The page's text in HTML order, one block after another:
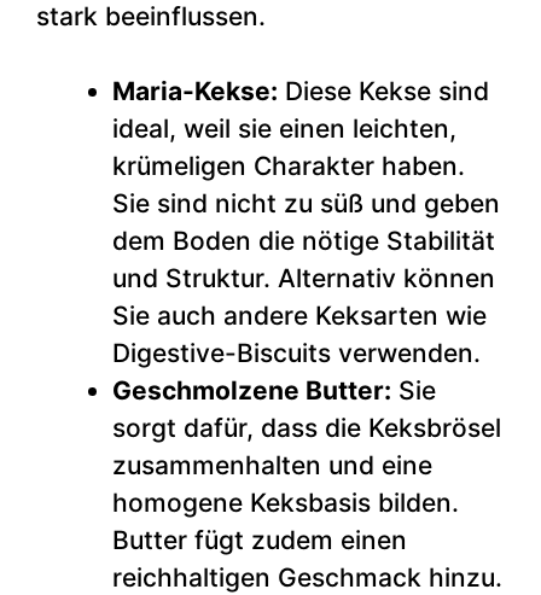
stark beeinflussen.
Maria-Kekse: Diese Kekse sind
ideal, weil sie einen leichten,
krümeligen Charakter haben.
Sie sind nicht zu süß und geben
dem Boden die nötige Stabilität
und Struktur. Alternativ können
Sie auch andere Keksarten wie
Digestive-Biscuits verwenden.
Geschmolzene Butter: Sie
sorgt dafür, dass die Keksbrösel
zusammenhalten und eine
homogene Keksbasis bilden.
Butter fügt zudem einen
reichhaltigen Geschmack hinzu.